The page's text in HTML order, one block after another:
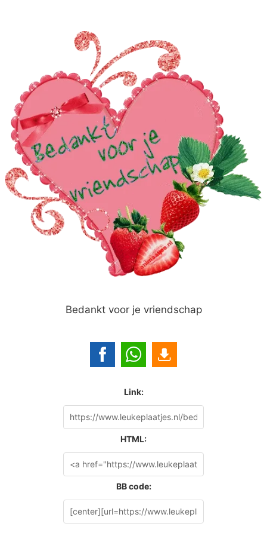
Bedankt voor je vriendschap
Link:
HTML:
BB code: